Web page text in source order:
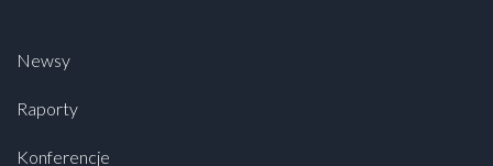
Newsy
Raporty
Konferencje